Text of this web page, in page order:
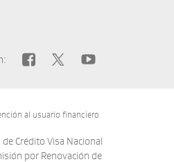
Crédito Visa Nacional
por Renovación de